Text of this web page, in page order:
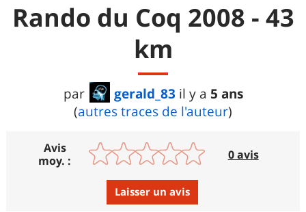
Rando du Coq 2008 - 43
km
par gerald_83 il y a 5 ans
(autres traces de l'auteur)
Avis
moy. :
0 avis
Laisser un avis